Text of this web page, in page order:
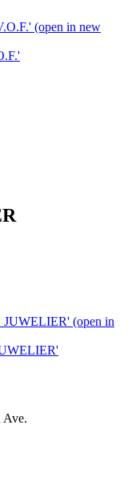
(open in new
(open in
Ave.